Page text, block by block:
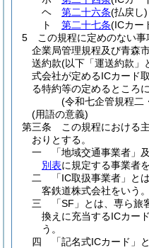
ヘ 第二十六条(払戻し)
ト 第二十七条(ICカー
5
この規程に定めのない
企業局管理規程及び青森
送約款(以下「運送約款」
式会社が定めるICカード
る特約等の定めるところに
(令和七企管規程二
(用語の意義)
第三条
この規程における
おりとする。
一
「地域交通事業者」
別表に規定する事業者を
二
「IC取扱事業者」と
客鉄道株式会社をいう。
三
「SF」とは、専ら旅
換えに充当するICカー
う。
四
「記名式ICカード」